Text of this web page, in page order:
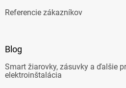
Referencie zákazníkov
Blog
Smart žiarovky, zásuvky a ďalšie
elektroinštalácia